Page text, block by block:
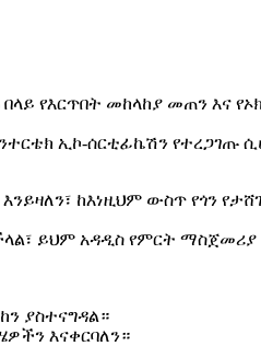
የእርጥበት መከላከያ መጠን እና
ኢኮ-ሰርቲፊኬሽን የተረጋገጡ
ከእነዚህም ውስጥ የጎን
ይህም አዳዲስ የምርት ማስጀመሪያ
ያስተናግዳል።
እናቀርባለን።